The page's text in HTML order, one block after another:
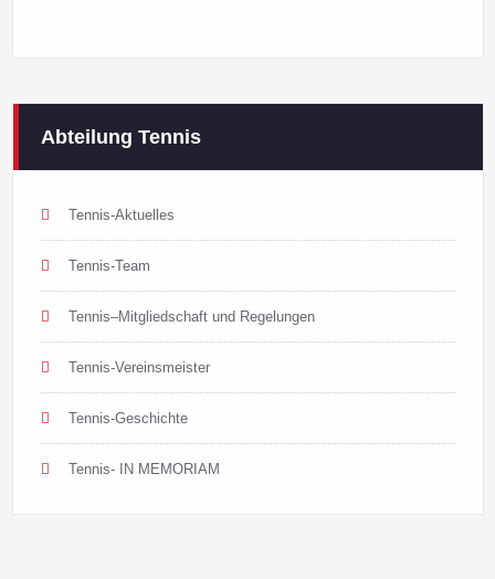
Abteilung Tennis
Tennis-Aktuelles
Tennis-Team
Tennis–Mitgliedschaft und Regelungen
Tennis-Vereinsmeister
Tennis-Geschichte
Tennis- IN MEMORIAM